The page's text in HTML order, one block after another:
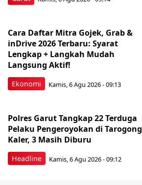
Ekonomi
Cara Daftar Mitra Gojek, Grab &
inDrive 2026 Terbaru: Syarat
Lengkap + Langkah Mudah
Langsung Aktif!
Kamis, 6 Agu 2026 - 09:13
Headline
Polres Garut Tangkap 22 Terduga
Pelaku Pengeroyokan di Tarogong
Kaler, 3 Masih Diburu
Kamis, 6 Agu 2026 - 09:12